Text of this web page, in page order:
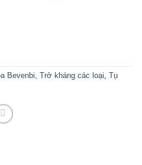
Bevenbi, Trở kháng các loại, Tụ